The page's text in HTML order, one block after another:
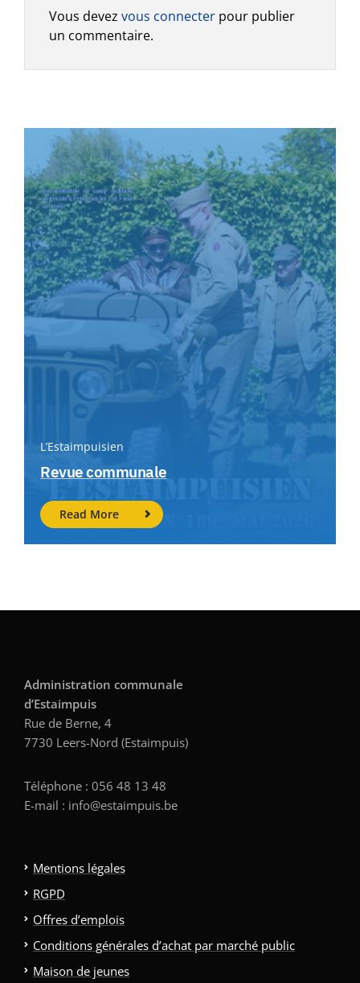
L’Estaimpuisien
Revue communale
Read More
Vous devez vous connecter pour publier
un commentaire.
Administration communale
d’Estaimpuis
Rue de Berne, 4
7730 Leers-Nord (Estaimpuis)
Téléphone : 056 48 13 48
E-mail : info@estaimpuis.be
Mentions légales
RGPD
Offres d’emplois
Conditions générales d’achat par marché public
Maison de jeunes